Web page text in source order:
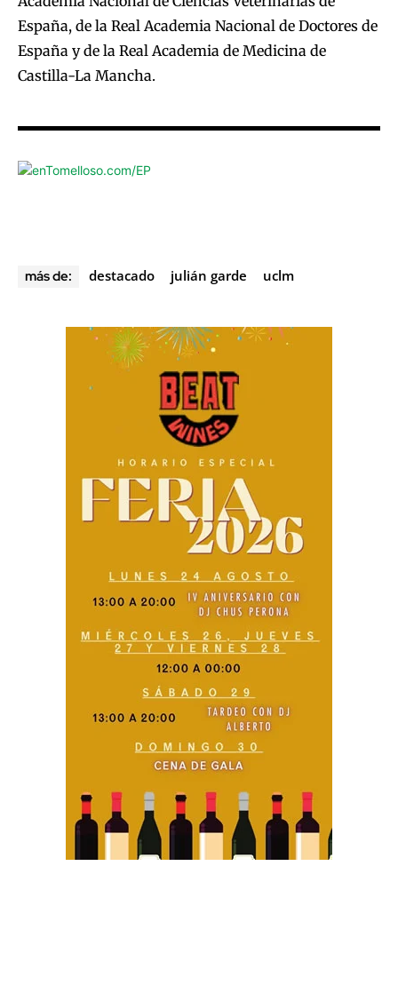
España, de la Real Academia Nacional de Doctores de
España y de la Real Academia de Medicina de
Castilla-La Mancha.
más de: destacado julián garde uclm